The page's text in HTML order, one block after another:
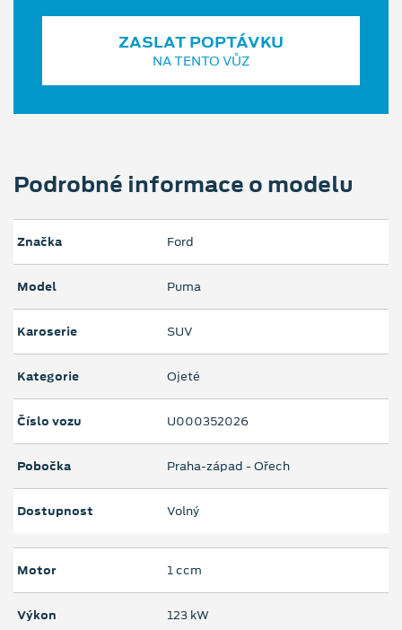
ZASLAT POPTÁVKU
NA TENTO VŮZ
Podrobné informace o modelu
Značka Ford
Model Puma
Karoserie SUV
Kategorie Ojeté
Číslo vozu U000352026
Pobočka Praha-západ - Ořech
Dostupnost Volný
Motor 1 ccm
Výkon 123 kW